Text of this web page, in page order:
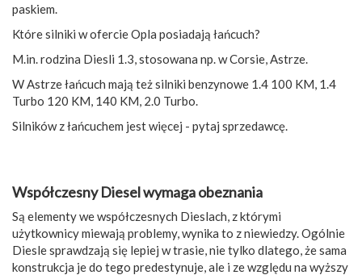
paskiem.
Które silniki w ofercie Opla posiadają łańcuch?
M.in. rodzina Diesli 1.3, stosowana np. w Corsie, Astrze.
W Astrze łańcuch mają też silniki benzynowe 1.4 100 KM, 1.4
Turbo 120 KM, 140 KM, 2.0 Turbo.
Silników z łańcuchem jest więcej - pytaj sprzedawcę.
Współczesny Diesel wymaga obeznania
Są elementy we współczesnych Dieslach, z którymi
użytkownicy miewają problemy, wynika to z niewiedzy. Ogólnie
Diesle sprawdzają się lepiej w trasie, nie tylko dlatego, że sama
konstrukcja je do tego predestynuje, ale i ze względu na wyższy